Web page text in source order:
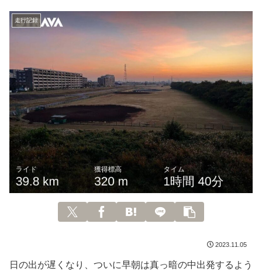
走行記録
2023.11.05
日の出が遅くなり、ついに早朝は真っ暗の中出発するよう